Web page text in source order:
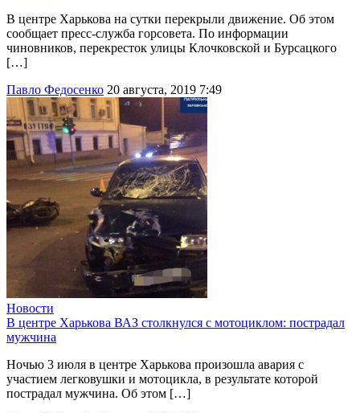
В центре Харькова на сутки перекрыли движение. Об этом
сообщает пресс-служба горсовета. По информации
чиновников, перекресток улицы Клочковской и Бурсацкого
[…]
Павло Федосенко 20 августа, 2019 7:49
Новости
В центре Харькова ВАЗ столкнулся с мотоциклом: пострадал
мужчина
Ночью 3 июля в центре Харькова произошла авария с
участием легковушки и мотоцикла, в результате которой
пострадал мужчина. Об этом […]